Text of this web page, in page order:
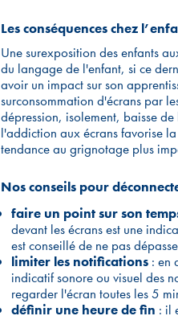
Les conséquences chez
Une surexposition des enfants
du langage de l'enfant, si ce
avoir un impact sur son
surconsommation d'écrans par
dépression, isolement, baisse
l'addiction aux écrans favorise
tendance au grignotage plus
Nos conseils pour
faire un point sur son
devant les écrans est une
est conseillé de ne pas
limiter les notifications : en
indicatif sonore ou visuel des
regarder l'écran toutes les 5
définir une heure de fin : il